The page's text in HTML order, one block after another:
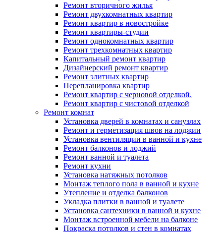
Ремонт вторичного жилья
Ремонт двухкомнатных квартир
Ремонт квартир в новостройке
Ремонт квартиры-студии
Ремонт однокомнатных квартир
Ремонт трехкомнатных квартир
Капитальный ремонт квартир
Дизайнерский ремонт квартир
Ремонт элитных квартир
Перепланировка квартир
Ремонт квартир с черновой отделкой.
Ремонт квартир с чистовой отделкой
Ремонт комнат
Установка дверей в комнатах и санузлах
Ремонт и герметизация швов на лоджии
Установка вентиляции в ванной и кухне
Ремонт балконов и лоджий
Ремонт ванной и туалета
Ремонт кухни
Установка натяжных потолков
Монтаж теплого пола в ванной и кухне
Утепление и отделка балконов
Укладка плитки в ванной и туалете
Установка сантехники в ванной и кухне
Монтаж встроенной мебели на балконе
Покраска потолков и стен в комнатах